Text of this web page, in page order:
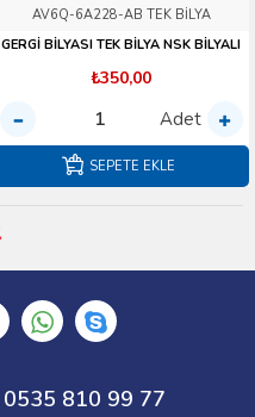
AV6Q-6A228-AB TEK BİLYA
GERGİ BİLYASI TEK BİLYA NSK BİLYALI
₺350,00
Adet
SEPETE EKLE
1S7G-8507-AF ELRİNG